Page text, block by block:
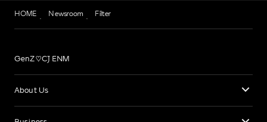
HOME Newsroom Filter
GenZ♡CJ ENM
About Us